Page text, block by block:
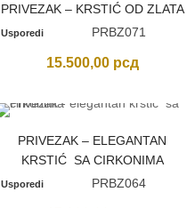
PRIVEZAK – KRSTIĆ OD ZLATA
Usporedi PRBZ071
15.500,00 рсд
PRIVEZAK – ELEGANTAN
KRSTIĆ SA CIRKONIMA
Usporedi PRBZ064